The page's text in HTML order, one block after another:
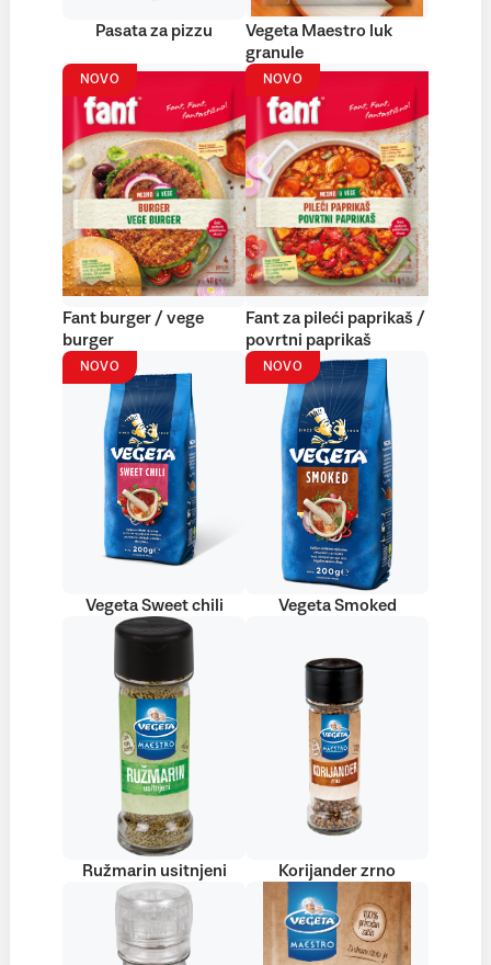
Pasata za pizzu
Vegeta Maestro luk
granule
NOVO
Fant burger / vege
burger
NOVO
Fant za pileći paprikaš /
povrtni paprikaš
NOVO
Vegeta Sweet chili
NOVO
Vegeta Smoked
Ružmarin usitnjeni Korijander zrno